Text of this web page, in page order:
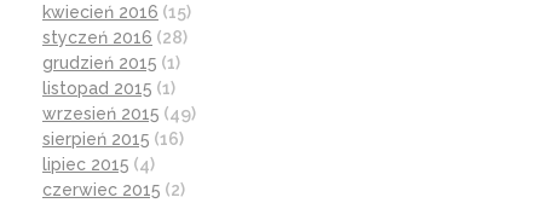
kwiecień 2016 (15)
styczeń 2016 (28)
grudzień 2015 (1)
listopad 2015 (1)
wrzesień 2015 (49)
sierpień 2015 (16)
lipiec 2015 (4)
czerwiec 2015 (2)